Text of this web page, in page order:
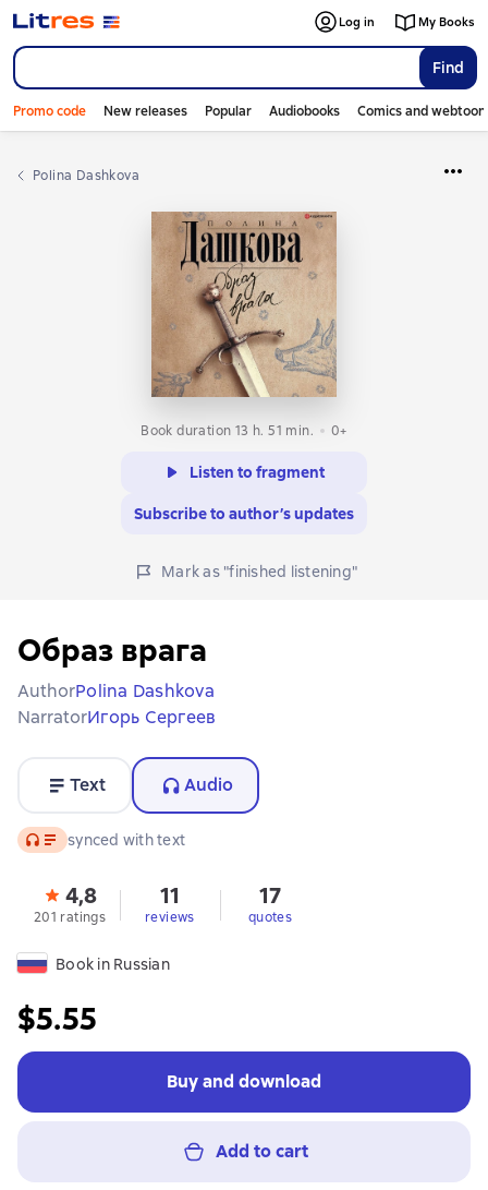
Find
Log in My Books
Promo code New releases Popular Audiobooks Comics and
Polina Dashkova
Book duration 13 h. 51 min. 0+
Listen to fragment
Subscribe to author’s updates
Mark as "finished listening"
Образ врага
AuthorPolina Dashkova
NarratorИгорь Сергеев
Text Audio
Audio synced with text
4,8
201 ratings
11
reviews
17
quotes
Book in Russian
$5.55
Buy and download
Add to cart